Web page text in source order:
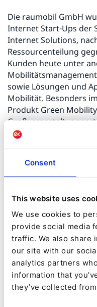
Consent
This website uses
We use cookies to
provide social media
traffic. We also share
our site with our
analytics partners
information that
they’ve collected
Die raumobil GmbH
Internet Start-Ups der
Internet Solutions,
Ressourcenteilung
Kunden heute unter
sowie Lösungen und
Mobilität. Besonders
Produkt Green
sowie für Städte und
Rock am Ring,
WM 2010, Ski WM
Als Dienstleister
Portale, mobile Apps
B2C-Bereich für seine
GmbH wurden z.B.
der Flughäfen
Schönefeld
Jahre betrieben. Für
inzwischen größten